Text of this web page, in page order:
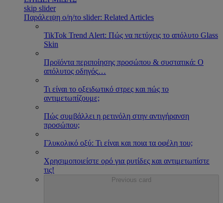
skip slider
Παράλειψη ο/η/το slider: Related Articles
TikTok Trend Alert: Πώς να πετύχεις το απόλυτο Glass
Skin
Προϊόντα περιποίησης προσώπου & συστατικά: Ο
απόλυτος οδηγός…
Τι είναι το οξειδωτικό στρες και πώς το
αντιμετωπίζουμε;
Πώς συμβάλλει η ρετινόλη στην αντιγήρανση
προσώπου;
Γλυκολικό οξύ: Τι είναι και ποια τα οφέλη του;
Χρησιμοποιείστε ορό για ρυτίδες και αντιμετωπίστε
τις!
Previous card